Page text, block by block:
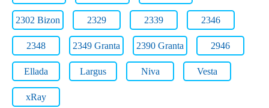
2302 Bizon 2329 2339 2346
2348 2349 Granta 2390 Granta 2946
Ellada Largus Niva Vesta
xRay